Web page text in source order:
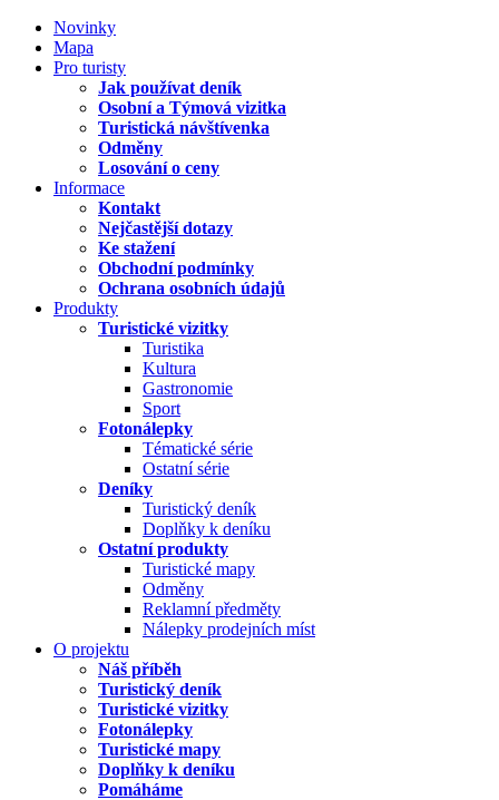
Novinky
Mapa
Pro turisty
Jak používat deník
Osobní a Týmová vizitka
Turistická návštívenka
Odměny
Losování o ceny
Informace
Kontakt
Nejčastější dotazy
Ke stažení
Obchodní podmínky
Ochrana osobních údajů
Produkty
Turistické vizitky
Turistika
Kultura
Gastronomie
Sport
Fotonálepky
Tématické série
Ostatní série
Deníky
Turistický deník
Doplňky k deníku
Ostatní produkty
Turistické mapy
Odměny
Reklamní předměty
Nálepky prodejních míst
O projektu
Náš příběh
Turistický deník
Turistické vizitky
Fotonálepky
Turistické mapy
Doplňky k deníku
Pomáháme